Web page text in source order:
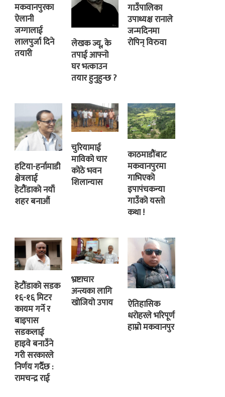
मकवानपुरका
ऐलानी
जग्गालाई
लालपुर्जा दिने
तयारी
लेखक ज्यू, के
तपाई आफ्नो
घर भत्काउन
तयार हुनुहुन्छ ?
गाउँपालिका
उपाध्यक्ष रानाले
जन्मदिनमा
रोपिन् विरुवा
हटिया-हर्नामाडी
क्षेत्रलाई
हेटौंडाको नयाँ
शहर बनाऔं
चुरियामाई
माविको चार
कोठे भवन
शिलान्यास
काठमाडौंबाट
मकवानपुरमा
गाभिएको
इपापंचकन्या
गाउँको यस्तो
कथा !
हेटौंडाको सडक
१६-१६ मिटर
कायम गर्ने र
बाइपास
सडकलाई
हाइवे बनाउँने
गरी सरकारले
निर्णय गर्दैछ :
रामचन्द्र राई
भ्रष्टाचार
अन्त्यका लागि
खोजियो उपाय
ऐतिहासिक
धरोहरले भरिपूर्ण
हाम्रो मकवानपुर